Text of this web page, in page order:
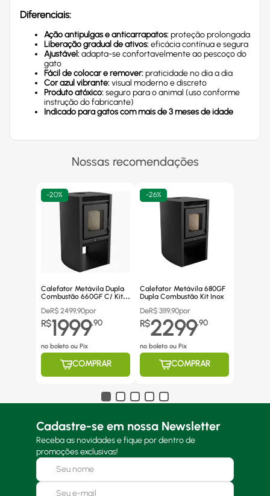
Diferenciais:
Ação antipulgas e anticarrapatos:proteção prolongada
Liberação gradual de ativos:eficácia contínua e segura
Ajustável:adapta-se confortavelmente ao pescoço do
gato
Fácil de colocar e remover:praticidade no dia a dia
Cor azul vibrante:visual moderno e discreto
Produto atóxico:seguro para o animal (uso conforme
instrução do fabricante)
Indicado para gatos com mais de 3 meses de idade
Nossas recomendações
-20%
Calefator Metávila Dupla
Combustão 660GF C/ Kit
DeR$ 2499,90por
R$1999,90
no boleto ou Pix
COMPRAR
-26%
Calefator Metávila 680GF
Dupla Combustão Kit Inox
DeR$ 3119,90por
R$2299,90
no boleto ou Pix
COMPRAR
Cadastre-se em nossa Newsletter
Receba as novidades e fique por dentro de
promoções exclusivas!